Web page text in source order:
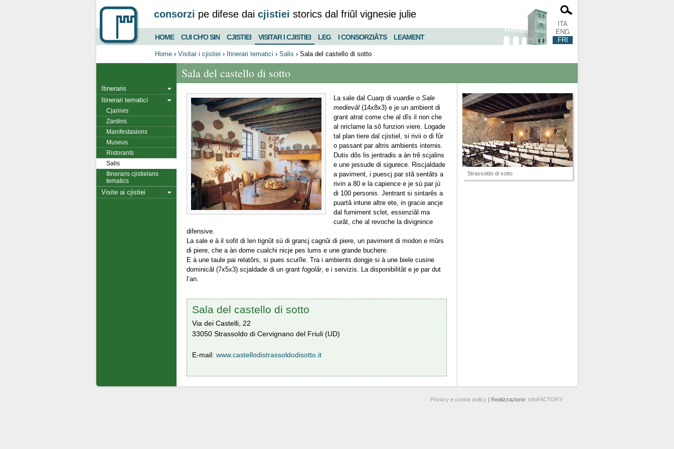
consorzi pe difese dai cjistiei storics dal friûl vignesie julie
HOME CUI CH'O SIN CJISTIEI VISITAR I CJISTIEI LEG I CONSORZIÂTS LEAMENT
ITA
ENG
FRI
Home › Visitar i cjistiei › Itinerari tematici › Salis › Sala del castello di sotto
Itineraris
Itinerari tematici
Cjanivis
Zardins
Manifestasions
Museus
Ristorants
Salis
Itineraris cjistielans
tematics
Visite ai cjistiei
Sala del castello di sotto
La sale dal Cuarp di vuardie o Sale
medievâl(14x8x3) e je un ambient di
grant atrat come che al dîs il non che
al nriclame la sô funzion viere. Logade
tal plan tiere dal cjistiel, si rivii o di fûr
o passant par altris ambients internis.
Dutis dôs lis jentradis a àn trê scjalins
e une jessude di sigurece. Riscjaldade
a paviment, i puescj par stâ sentâts a
rivin a 80 e la capience e je sù par jù
di 100 personis. Jentrant si sintarês a
puartâ intune altre ete, in gracie ancje
dal furniment sclet, essenziâl ma
curât, che al revoche la divignince
difensive.
La sale e à il sofit di len tignût sù di grancj cagnûi di piere, un paviment di modon e mûrs
di piere, che a àn dome cualchi nicje pes lums e une grande buchere.
E à une taule pai relatôrs, si pues scurîle. Tra i ambients dongje si à une biele cusine
dominicâl (7x5x3) scjaldade di un grant fogolâr, e i servizis. La disponibilitât e je par dut
l’an.
Sala del castello di sotto
Via dei Castelli, 22
33050 Strassoldo di Cervignano del Friuli (UD)
E-mail: www.castellodistrassoldodisotto.it
Strassoldo di sotto
Privacy e cookie policy | Realizzazione: infoFACTORY